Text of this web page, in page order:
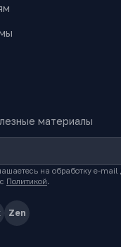
материалы
на обработку e-mail
Политикой.
Zen